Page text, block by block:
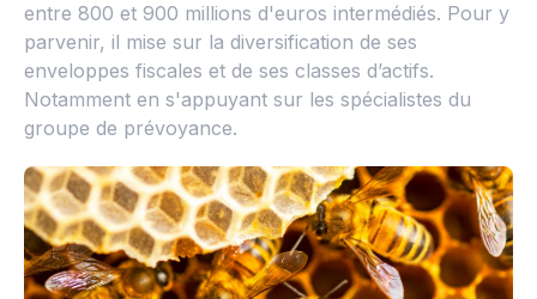
entre 800 et 900 millions d'euros intermédiés. Pour y
parvenir, il mise sur la diversification de ses
enveloppes fiscales et de ses classes d’actifs.
Notamment en s'appuyant sur les spécialistes du
groupe de prévoyance.